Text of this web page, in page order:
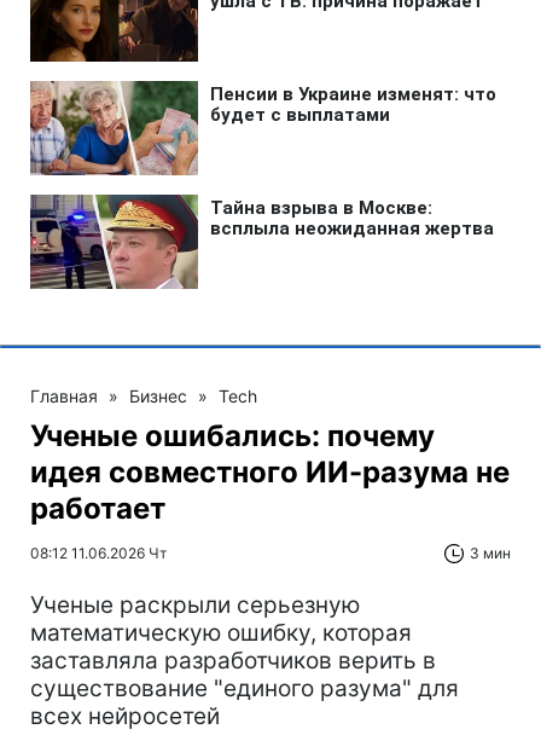
Главная » Бизнес » Tech
Ученые ошибались: почему
идея совместного ИИ-разума не
работает
08:12 11.06.2026 Чт 3 мин
Ученые раскрыли серьезную
математическую ошибку, которая
заставляла разработчиков верить в
существование "единого разума" для
всех нейросетей